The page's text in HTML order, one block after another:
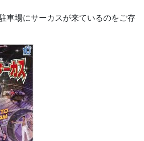
車場にサーカスが来ているのをご存